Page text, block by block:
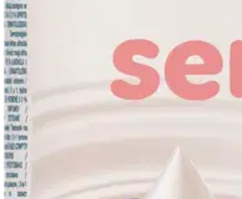
Tuotekuvaus
Vauvan iho on erittäin herkkä ja ansaitsee
ihosta hellävaraisimmalla mahdollisella tavalla.
ainutlaatuisen koostumuksen, joka säilyttää ihon
dermatologisesti testattuja ja Skin Health Alliancen
Näytä lisää
Ominaisuudet